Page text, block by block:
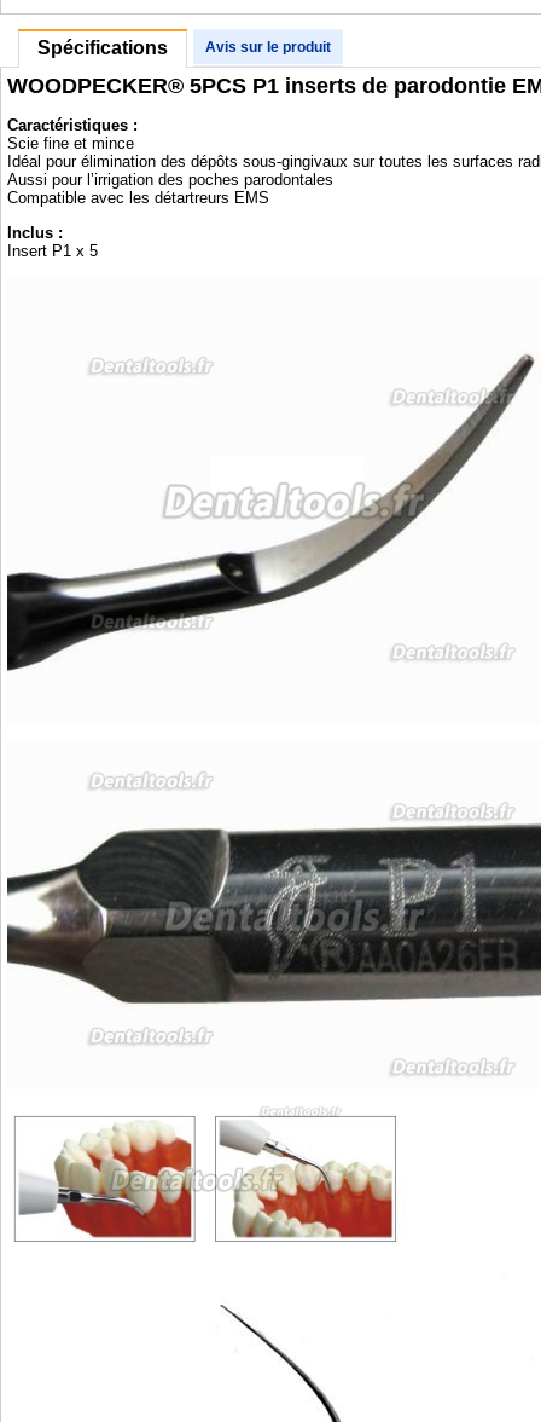
Spécifications Avis sur le produit
WOODPECKER® 5PCS P1 inserts de parodontie
Caractéristiques :
Scie fine et mince
Idéal pour élimination des dépôts sous-gingivaux sur toutes les surfaces
Aussi pour l’irrigation des poches parodontales
Compatible avec les détartreurs EMS
Inclus :
Insert P1 x 5